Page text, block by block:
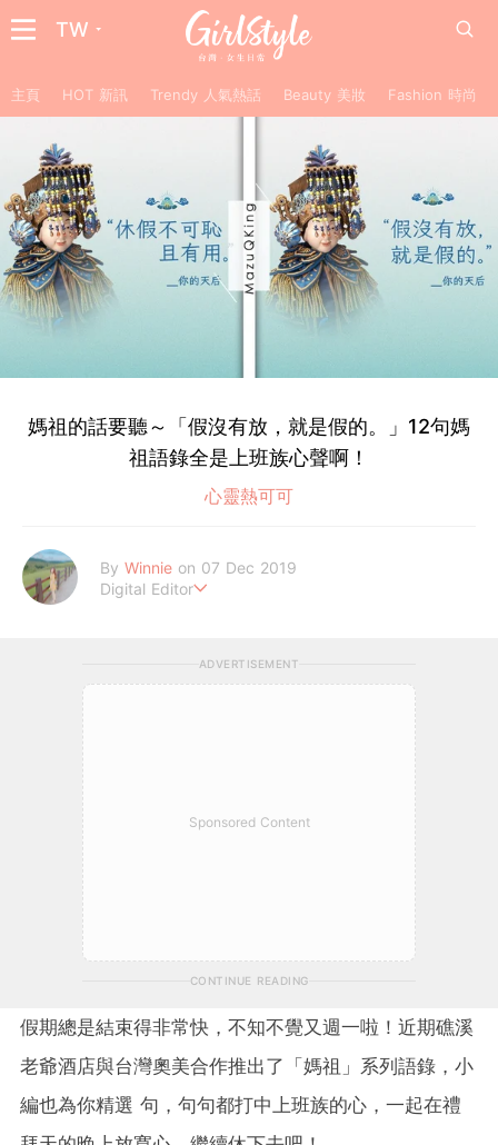
TW
主頁 HOT 新訊 Trendy 人氣熱話 Beauty 美妝 Fashion 時尚
媽祖的話要聽～「假沒有放，就是假的。」12句媽
祖語錄全是上班族心聲啊！
心靈熱可可
By Winnie on 07 Dec 2019
Digital Editor
ADVERTISEMENT
Sponsored Content
CONTINUE READING
假期總是結束得非常快，不知不覺又週一啦！近期礁溪
老爺酒店與台灣奧美合作推出了「媽祖」系列語錄，小
編也為你精選 句，句句都打中上班族的心，一起在禮